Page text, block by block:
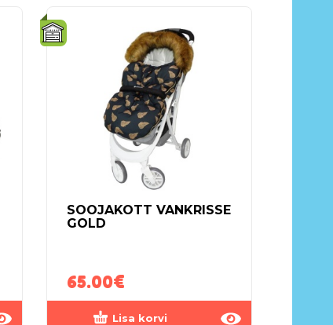
SOOJAKOTT VANKRISSE
GOLD
65.00€
Lisa korvi